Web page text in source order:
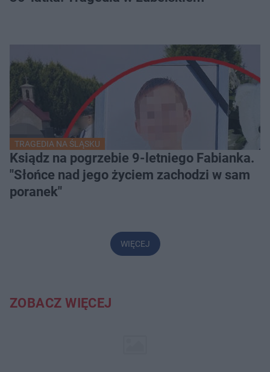
TRAGEDIA NA ŚLĄSKU
Ksiądz na pogrzebie 9-letniego Fabianka.
"Słońce nad jego życiem zachodzi w sam
poranek"
WIĘCEJ
ZOBACZ WIĘCEJ